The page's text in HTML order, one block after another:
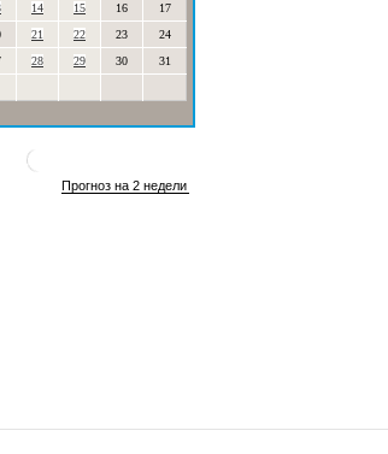
14 15 16
17
21 22 23
24
28 29 30 31